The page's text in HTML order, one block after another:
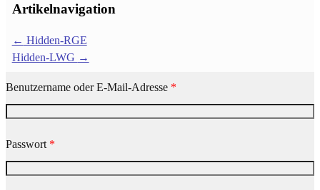
Artikelnavigation
← Hidden-RGE
Hidden-LWG →
Benutzername oder E-Mail-Adresse *
Passwort *